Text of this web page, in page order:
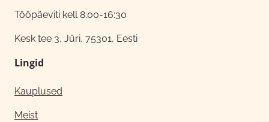
Tööpäeviti kell 8:00-16:30
Kesk tee 3, Jüri, 75301, Eesti
Lingid
Kauplused
Meist